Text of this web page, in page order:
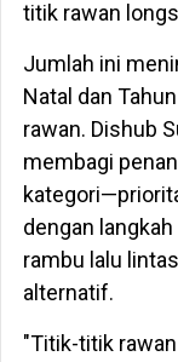
titik rawan
Jumlah ini
Natal dan
rawan. Dishub
membagi
dengan
rambu lalu
alternatif.
"Titik-titik